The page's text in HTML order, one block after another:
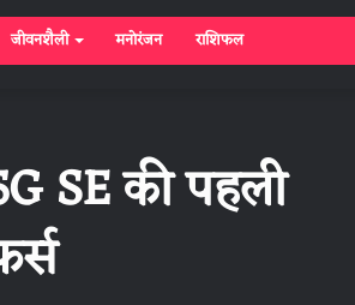
जीवनशैली मनोरंजन राशिफल
SE की पहली